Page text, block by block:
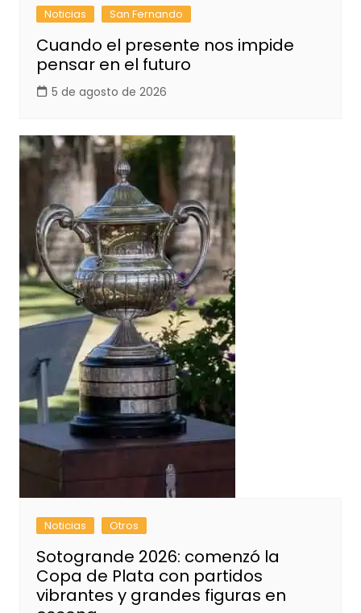
Noticias San Fernando
Cuando el presente nos impide
pensar en el futuro
5 de agosto de 2026
Noticias Otros
Sotogrande 2026: comenzó la
Copa de Plata con partidos
vibrantes y grandes figuras en